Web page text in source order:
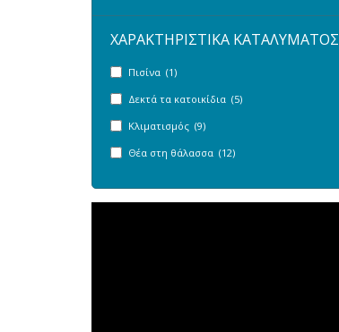
ΧΑΡΑΚΤΗΡΙΣΤΙΚΑ ΚΑΤΑΛΥΜΑΤΟΣ
Πισίνα (1)
Δεκτά τα κατοικίδια (5)
Κλιματισμός (9)
Θέα στη θάλασσα (12)